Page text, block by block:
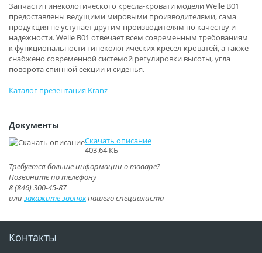
Запчасти гинекологического кресла-кровати модели Welle B01
предоставлены ведущими мировыми производителями, сама
продукция не уступает другим производителям по качеству и
надежности. Welle B01 отвечает всем современным требованиям
к функциональности гинекологических кресел-кроватей, а также
снабжено современной системой регулировки высоты, угла
поворота спинной секции и сиденья.
Каталог презентация Kranz
Документы
Скачать описание
403.64 КБ
Требуется больше информации о товаре?
Позвоните по телефону
8 (846) 300-45-87
или закажите звонокнашего специалиста
Контакты